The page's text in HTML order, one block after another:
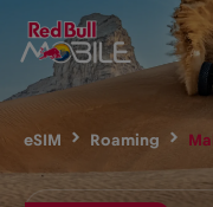
eSIM Roaming